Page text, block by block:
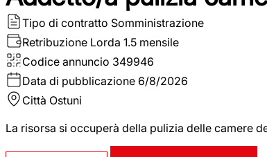
Tipo di contratto Somministrazione
Retribuzione Lorda 1.5 mensile
Codice annuncio 349946
Data di pubblicazione 6/8/2026
Città Ostuni
La risorsa si occuperà della pulizia delle camere